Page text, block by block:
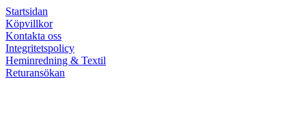
Startsidan
Köpvillkor
Kontakta oss
Integritetspolicy
Heminredning & Textil
Returansökan